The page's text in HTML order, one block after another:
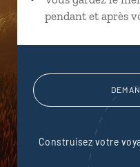
pendant et après
Construisez votre